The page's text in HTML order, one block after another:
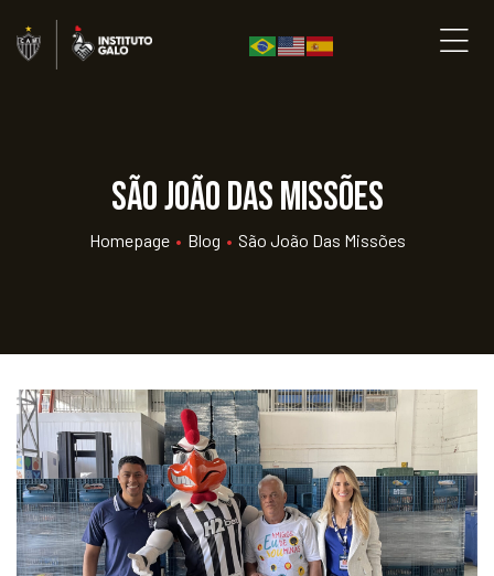
São João das Missões
Homepage • Blog • São João Das Missões